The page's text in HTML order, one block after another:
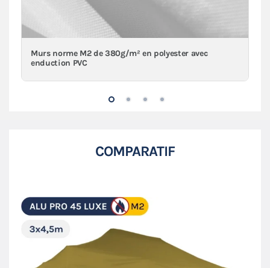
Murs norme M2 de 380g/m² en polyester avec
enduction PVC
COMPARATIF